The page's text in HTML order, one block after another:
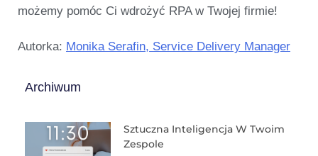
możemy pomóc Ci wdrożyć RPA w Twojej firmie!
Autorka: Monika Serafin, Service Delivery Manager
Archiwum
Sztuczna Inteligencja W Twoim
Zespole